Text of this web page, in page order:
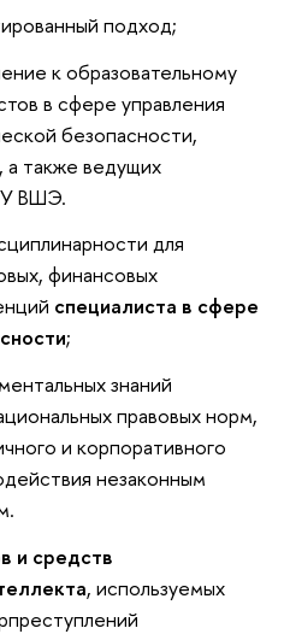
подход;
к образовательному
в сфере управления
безопасности,
также ведущих
ВШЭ.
для
финансовых
специалиста в сфере
;
знаний
правовых норм,
и корпоративного
незаконным
и средств
, используемых